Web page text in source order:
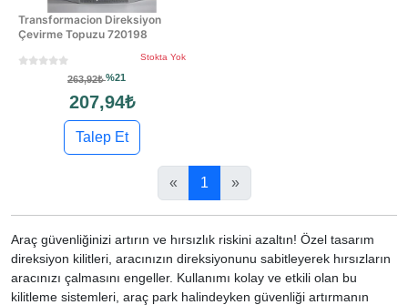
Transformacion Direksiyon
Çevirme Topuzu 720198
Stokta Yok
263,92₺%21
207,94₺
Talep Et
« 1 »
Araç güvenliğinizi artırın ve hırsızlık riskini azaltın! Özel tasarım
direksiyon kilitleri, aracınızın direksiyonunu sabitleyerek hırsızların
aracınızı çalmasını engeller. Kullanımı kolay ve etkili olan bu
kilitleme sistemleri, araç park halindeyken güvenliği artırmanın